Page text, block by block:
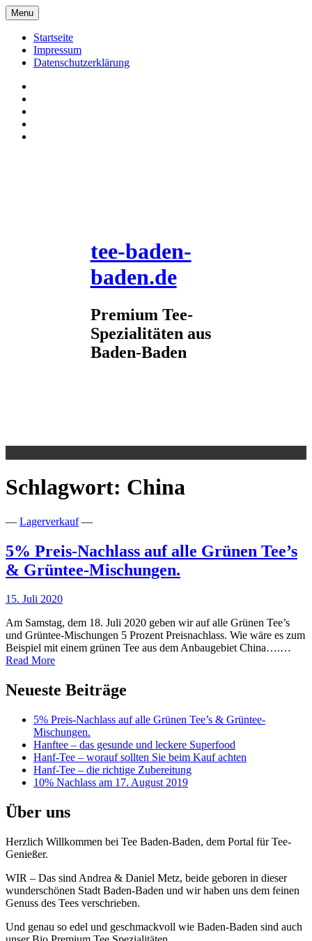
Skip
to
content
Menu
Startseite
Impressum
Datenschutzerklärung
tee-baden-
baden.de
Premium Tee-
Spezialitäten aus
Baden-Baden
Schlagwort: China
— Lagerverkauf—
5% Preis-Nachlass auf alle Grünen Tee’s
& Grüntee-Mischungen.
15. Juli 2020
Am Samstag, dem 18. Juli 2020 geben wir auf alle Grünen Tee’s
und Grüntee-Mischungen 5 Prozent Preisnachlass. Wie wäre es zum
Beispiel mit einem grünen Tee aus dem Anbaugebiet China….…
Read More5%
Nachlass
auf
Grünen
Tee’s
&
Grüntee-
Mischungen.
Neueste Beiträge
5% Preis-Nachlass auf alle Grünen Tee’s & Grüntee-
Mischungen.
Hanftee – das gesunde und leckere Superfood
Hanf-Tee – worauf sollten Sie beim Kauf achten
Hanf-Tee – die richtige Zubereitung
10% Nachlass am 17. August 2019
Über uns
Herzlich Willkommen bei Tee Baden-Baden, dem Portal für Tee-
Genießer.
WIR – Das sind Andrea & Daniel Metz, beide geboren in dieser
wunderschönen Stadt Baden-Baden und wir haben uns dem feinen
Genuss des Tees verschrieben.
Und genau so edel und geschmackvoll wie Baden-Baden sind auch